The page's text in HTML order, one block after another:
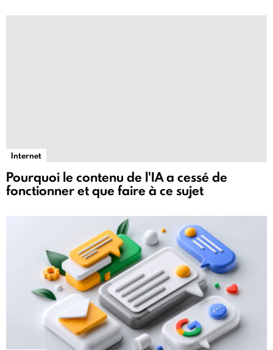
Internet
Pourquoi le contenu de l'IA a cessé de
fonctionner et que faire à ce sujet